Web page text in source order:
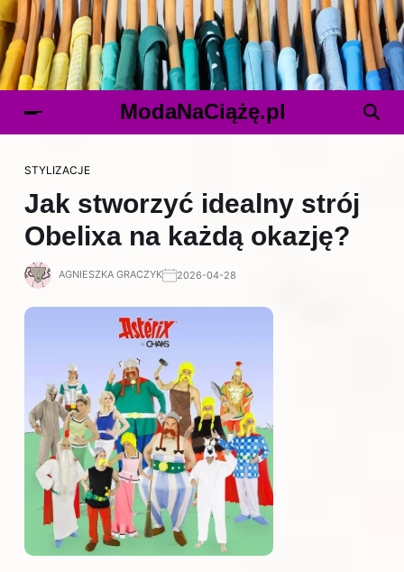
ModaNaCiążę.pl
STYLIZACJE
Jak stworzyć idealny strój
Obelixa na każdą okazję?
AGNIESZKA GRACZYK 2026-04-28